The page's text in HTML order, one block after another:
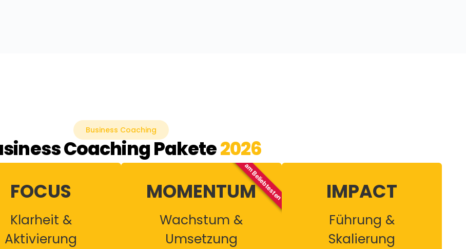
Business Coaching
Coaching Pakete2026
FOCUS
Klarheit &
Aktivierung
MOMENTUM
Wachstum &
Umsetzung
IMPACT
Führung &
Skalierung